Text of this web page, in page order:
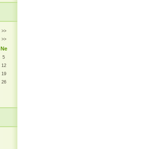
>>
>>
Ne
5
12
19
26